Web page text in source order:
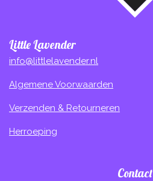
Little Lavender
info@littlelavender.nl
Algemene Voorwaarden
Verzenden & Retourneren
Herroeping
Contact